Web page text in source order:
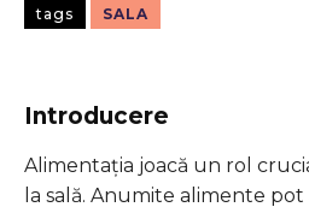
tags SALA
Introducere
Alimentația joacă un rol
la sală. Anumite alimente